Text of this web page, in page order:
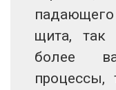
щита,
более
процессы,